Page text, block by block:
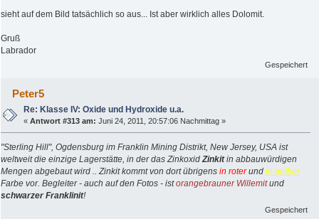
sieht auf dem Bild tatsächlich so aus... Ist aber wirklich alles Dolomit.
Gruß
Labrador
Gespeichert
Peter5
Re: Klasse IV: Oxide und Hydroxide u.a.
«Antwort #313 am: Juni 24, 2011, 20:57:06 Nachmittag »
"Sterling Hill", Ogdensburg im Franklin Mining Distrikt, New Jersey, USA ist
weltweit die einzige Lagerstätte, in der das ZinkoxidZinkitin abbauwürdigen
Mengen abgebaut wird .. Zinkit kommt von dort übrigens in roterund in gelber
Farbe vor. Begleiter - auch auf den Fotos - istorangebrauner Willemitund
schwarzer Franklinit!
Gespeichert